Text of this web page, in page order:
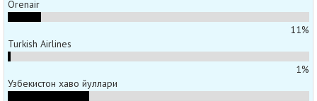
Orenair
11%
Turkish Airlines
1%
Узбекистон хаво йуллари